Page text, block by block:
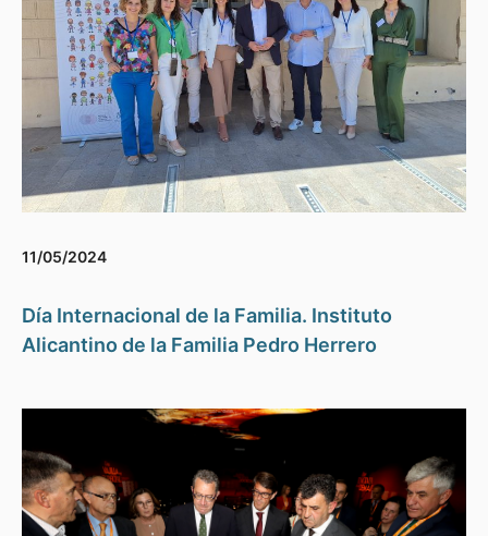
11/05/2024
Día Internacional de la Familia. Instituto
Alicantino de la Familia Pedro Herrero